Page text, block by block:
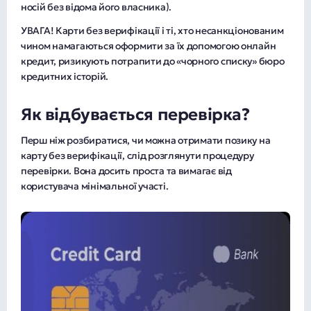
носій без відома його власника).
УВАГА! Карти без верифікації і ті, хто несанкціонованим
чином намагаються оформити за їх допомогою онлайн
кредит, ризикують потрапити до «чорного списку» бюро
кредитних історій.
Як відбувається перевірка?
Перш ніж розбиратися, чи можна отримати позику на
карту без верифікації, слід розглянути процедуру
перевірки. Вона досить проста та вимагає від
користувача мінімальної участі.